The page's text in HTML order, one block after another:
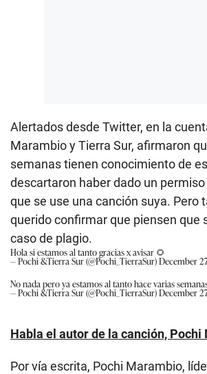
Alertados desde Twitter, en la
Marambio y Tierra Sur, afirmaron
semanas tienen conocimiento de
descartaron haber dado un
que se use una canción suya. Pero
querido confirmar que piensen que
caso de plagio.
Hola si estamos al tanto gracias x avisar 🌻
— Pochi &Tierra Sur (@Pochi_TierraSur)December
No nada pero ya estamos al tanto hace varias
— Pochi &Tierra Sur (@Pochi_TierraSur)December
Habla el autor de la canción, Pochi
Por vía escrita, Pochi Marambio,